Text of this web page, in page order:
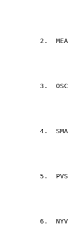
2. MEA
3. OSC
4. SMA
5. PVS
6. NYV